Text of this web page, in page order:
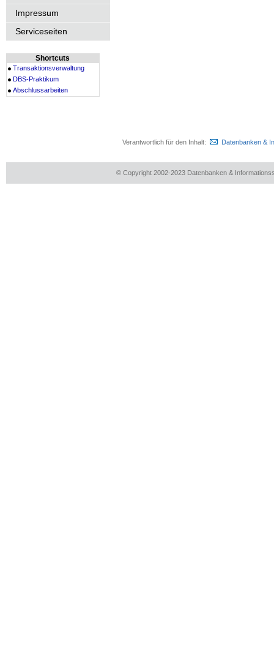
Impressum
Serviceseiten
Shortcuts
Transaktionsverwaltung
DBS-Praktikum
Abschlussarbeiten
Verantwortlich für den Inhalt: Datenbanken &
© Copyright 2002-2023 Datenbanken &